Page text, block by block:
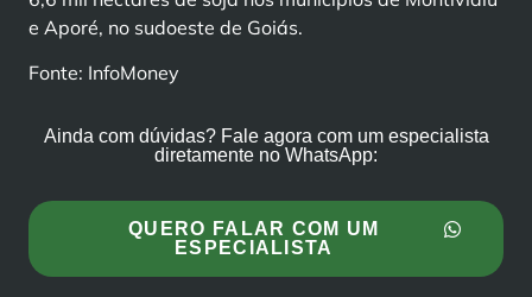
e Aporé, no sudoeste de Goiás.
Fonte: InfoMoney
Ainda com dúvidas? Fale agora com um especialista
diretamente no WhatsApp:
QUERO FALAR COM UM
ESPECIALISTA